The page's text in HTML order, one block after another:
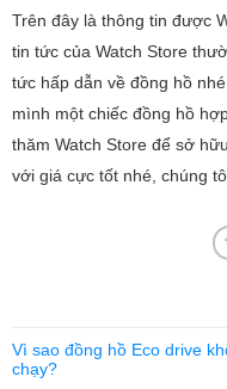
Trên đây là thông tin được
tin tức của Watch Store
tức hấp dẫn về đồng hồ
mình một chiếc đồng hồ
thăm Watch Store để sở
với giá cực tốt nhé, chúng
Vì sao đồng hồ Eco drive
chạy?